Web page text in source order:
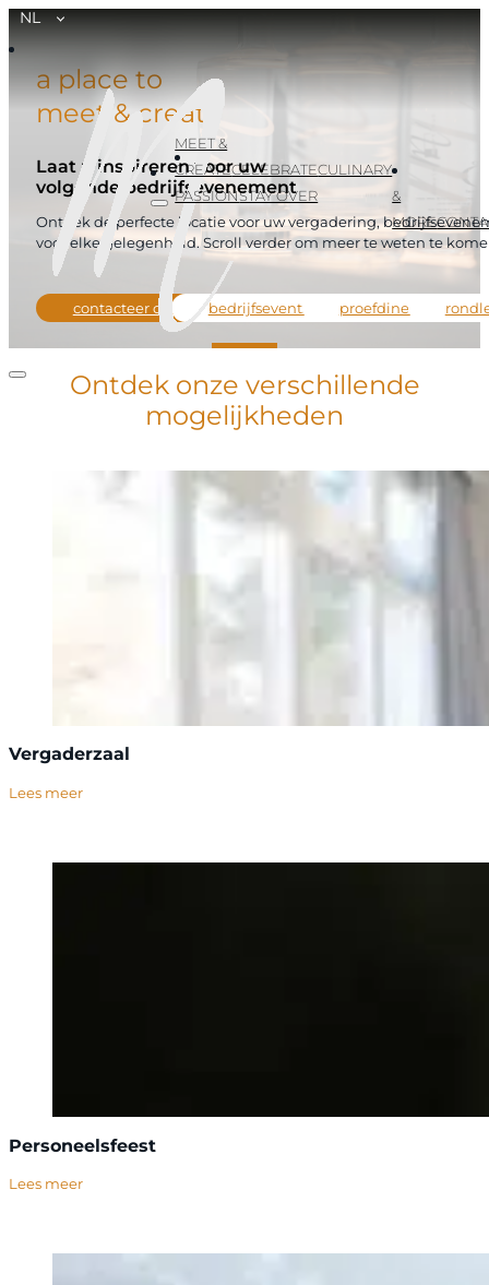
NL
MEET &
CREATECELEBRATECULINARY
PASSIONSTAY OVER
&
MORE
a place to
meet & create
Laat u inspireren voor uw
volgende bedrijfsevenement
Ontdek de perfecte locatie voor uw vergadering,
voor elke gelegenheid. Scroll verder om meer te weten te
contacteer ons bedrijfsevents proefdiner
Ontdek onze verschillende
mogelijkheden
Vergaderzaal
Lees meer
Personeelsfeest
Lees meer